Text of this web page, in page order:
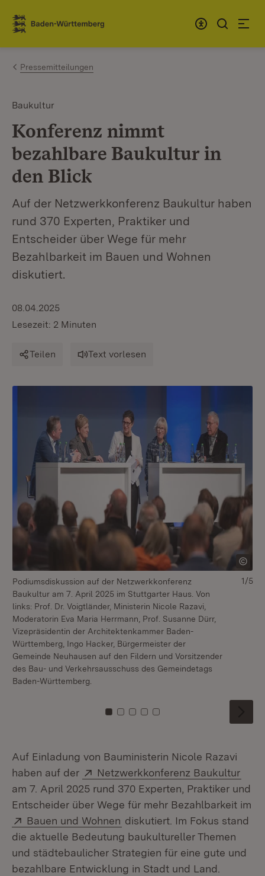
Zum Inhalt springen
Link zur Startseite
Pressemitteilungen
Baukultur
Konferenz nimmt
bezahlbare Baukultur in
den Blick
Auf der Netzwerkkonferenz Baukultur haben
rund 370 Experten, Praktiker und
Entscheider über Wege für mehr
Bezahlbarkeit im Bauen und Wohnen
diskutiert.
08.04.2025
Lesezeit: 2 Minuten
Teilen Text vorlesen
Podiumsdiskussion auf der Netzwerkkonferenz
Baukultur am 7. April 2025 im Stuttgarter Haus. Von
links: Prof. Dr. Voigtländer, Ministerin Nicole Razavi,
Moderatorin Eva Maria Herrmann, Prof. Susanne Dürr,
Vizepräsidentin der Architektenkammer Baden-
Württemberg, Ingo Hacker, Bürgermeister der
Gemeinde Neuhausen auf den Fildern und Vorsitzender
des Bau- und Verkehrsausschuss des Gemeindetags
Baden-Württemberg.
Zu Kachel: 0
Zu Kachel: 1
Zu Kachel: 2
Zu Kachel: 3
Zu Kachel: 4
1/5
Auf Einladung von Bauministerin Nicole Razavi
haben auf der
Extern:
Netzwerkkonferenz Baukultur
am 7. April 2025 rund 370 Experten, Praktiker und
Entscheider über Wege für mehr Bezahlbarkeit im
Extern:
Bauen und Wohnen (Öffnet in neuem Fenster)
diskutiert. Im Fokus stand
die aktuelle Bedeutung baukultureller Themen
und städtebaulicher Strategien für eine gute und
bezahlbare Entwicklung in Stadt und Land.